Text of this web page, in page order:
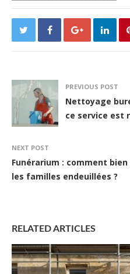
PREVIOUS POST
Nettoyage
ce service est
NEXT POST
Funérarium : comment
les familles endeuillées ?
RELATED ARTICLES